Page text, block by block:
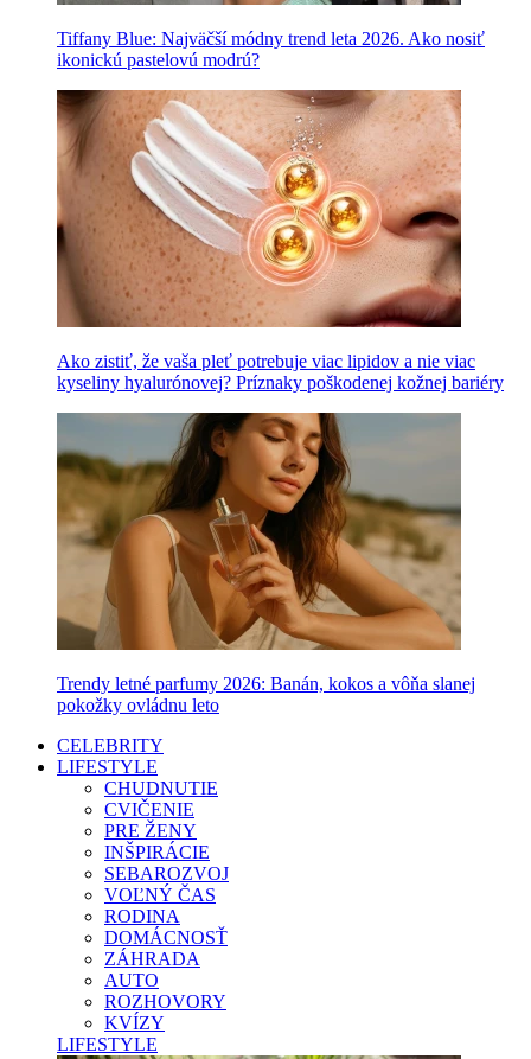
Tiffany Blue: Najväčší módny trend leta 2026. Ako nosiť
ikonickú pastelovú modrú?
Ako zistiť, že vaša pleť potrebuje viac lipidov a nie viac
kyseliny hyalurónovej? Príznaky poškodenej kožnej bariéry
Trendy letné parfumy 2026: Banán, kokos a vôňa slanej
pokožky ovládnu leto
CELEBRITY
LIFESTYLE
CHUDNUTIE
CVIČENIE
PRE ŽENY
INŠPIRÁCIE
SEBAROZVOJ
VOĽNÝ ČAS
RODINA
DOMÁCNOSŤ
ZÁHRADA
AUTO
ROZHOVORY
KVÍZY
LIFESTYLE